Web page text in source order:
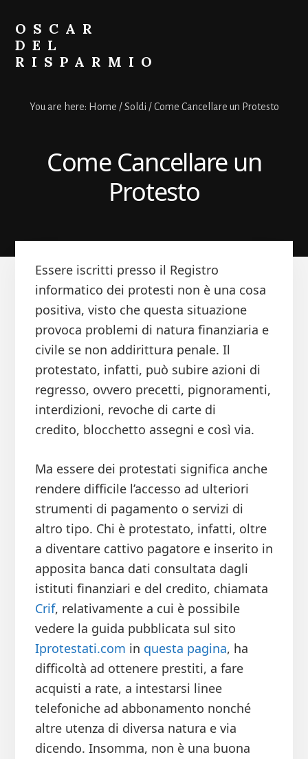
primary
sidebar
content
OSCAR
DEL
RISPARMIO
You are here: Home / Soldi /Come Cancellare un Protesto
Come Cancellare un
Protesto
Essere iscritti presso il Registro
informatico dei protesti non è una cosa
positiva, visto che questa situazione
provoca problemi di natura finanziaria e
civile se non addirittura penale. Il
protestato, infatti, può subire azioni di
regresso, ovvero precetti, pignoramenti,
interdizioni, revoche di carte di
credito, blocchetto assegni e così via.
Ma essere dei protestati significa anche
rendere difficile l’accesso ad ulteriori
strumenti di pagamento o servizi di
altro tipo. Chi è protestato, infatti, oltre
a diventare cattivo pagatore e inserito in
apposita banca dati consultata dagli
istituti finanziari e del credito, chiamata
Crif, relativamente a cui è possibile
vedere la guida pubblicata sul sito
Iprotestati.com in questa pagina, ha
difficoltà ad ottenere prestiti, a fare
acquisti a rate, a intestarsi linee
telefoniche ad abbonamento nonché
altre utenza di diversa natura e via
dicendo. Insomma, non è una buona